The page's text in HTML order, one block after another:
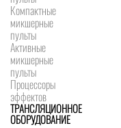
Компактные
микшерные
пульты
Активные
микшерные
пульты
Процессоры
эффектов
ТРАНСЛЯЦИОННОЕ
ОБОРУДОВАНИЕ